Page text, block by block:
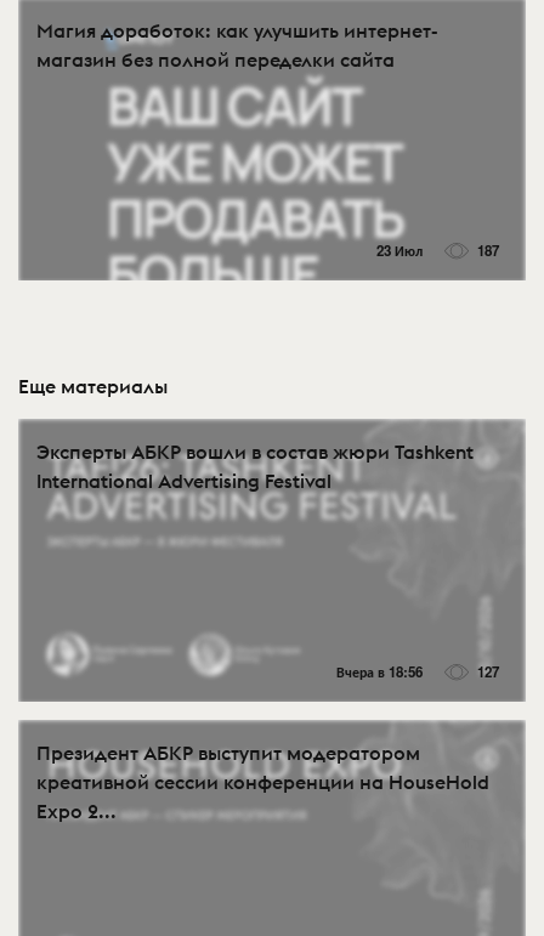
Магия доработок: как улучшить интернет-
магазин без полной переделки сайта
23 Июл 187
Еще материалы
Эксперты АБКР вошли в состав жюри Tashkent
International Advertising Festival
Вчера в 18:56 127
Президент АБКР выступит модератором
креативной сессии конференции на HouseHold
Expo 2...